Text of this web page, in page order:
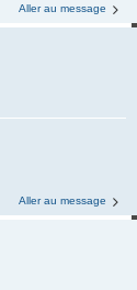
Aller au message
Aller au message